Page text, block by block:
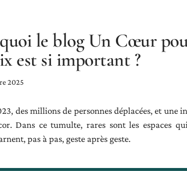
le blog Un Cœur
est si important ?
2025
des millions de personnes déplacées, et une
Dans ce tumulte, rares sont les espaces
pas à pas, geste après geste.